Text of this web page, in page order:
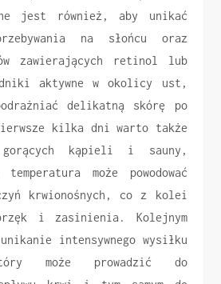
jest również, aby unikać
na słońcu oraz
zawierających retinol lub
aktywne w okolicy ust,
delikatną skórę po
kilka dni warto także
gorących kąpieli i sauny,
temperatura może powodować
krwionośnych, co z kolei
i zasinienia. Kolejnym
intensywnego wysiłku
może prowadzić do